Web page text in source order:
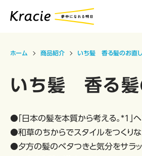
ホーム 商品紹介 いち髪 香る髪のお直し
いち髪 香る髪
●「日本の髪を本質から考える。*1」
●和草のちからでスタイルをつくり
●夕方の髪のベタつきと気分をサラッ